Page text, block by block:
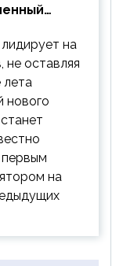
на
не оставляя
лета
нового
на